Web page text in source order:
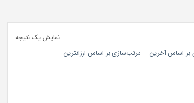
نمایش یک نتیجه
بر اساس آخرین
مرتب‌سازی بر اساس ارزانترین